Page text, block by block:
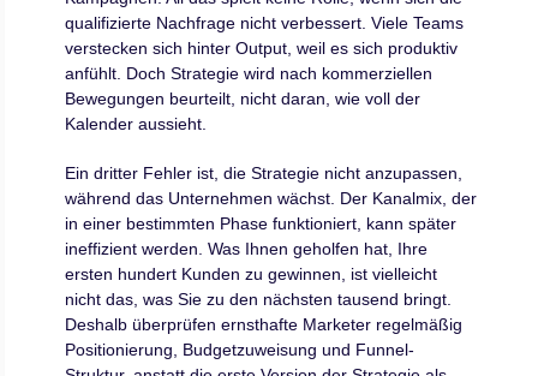
qualifizierte Nachfrage nicht verbessert. Viele Teams
verstecken sich hinter Output, weil es sich produktiv
anfühlt. Doch Strategie wird nach kommerziellen
Bewegungen beurteilt, nicht daran, wie voll der
Kalender aussieht.
Ein dritter Fehler ist, die Strategie nicht anzupassen,
während das Unternehmen wächst. Der Kanalmix, der
in einer bestimmten Phase funktioniert, kann später
ineffizient werden. Was Ihnen geholfen hat, Ihre
ersten hundert Kunden zu gewinnen, ist vielleicht
nicht das, was Sie zu den nächsten tausend bringt.
Deshalb überprüfen ernsthafte Marketer regelmäßig
Positionierung, Budgetzuweisung und Funnel-